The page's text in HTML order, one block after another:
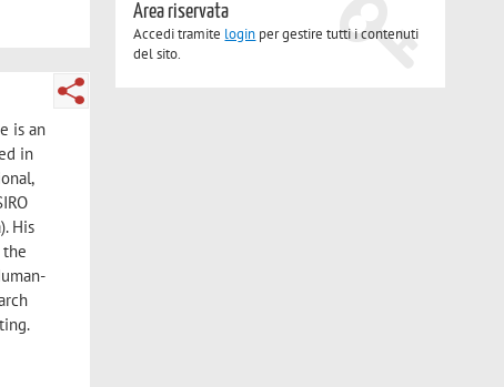
is an
in
His
Area riservata
Accedi tramite login per gestire tutti i contenuti
del sito.